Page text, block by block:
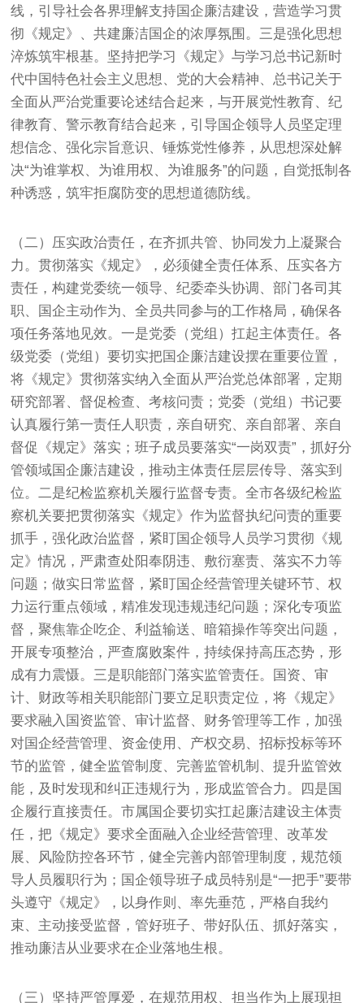
线，引导社会各界理解支持国企廉洁建设，营造学习贯
彻《规定》、共建廉洁国企的浓厚氛围。三是强化思想
淬炼筑牢根基。坚持把学习《规定》与学习总书记新时
代中国特色社会主义思想、党的大会精神、总书记关于
全面从严治党重要论述结合起来，与开展党性教育、纪
律教育、警示教育结合起来，引导国企领导人员坚定理
想信念、强化宗旨意识、锤炼党性修养，从思想深处解
决“为谁掌权、为谁用权、为谁服务”的问题，自觉抵制各
种诱惑，筑牢拒腐防变的思想道德防线。
（二）压实政治责任，在齐抓共管、协同发力上凝聚合
力。贯彻落实《规定》，必须健全责任体系、压实各方
责任，构建党委统一领导、纪委牵头协调、部门各司其
职、国企主动作为、全员共同参与的工作格局，确保各
项任务落地见效。一是党委（党组）扛起主体责任。各
级党委（党组）要切实把国企廉洁建设摆在重要位置，
将《规定》贯彻落实纳入全面从严治党总体部署，定期
研究部署、督促检查、考核问责；党委（党组）书记要
认真履行第一责任人职责，亲自研究、亲自部署、亲自
督促《规定》落实；班子成员要落实“一岗双责”，抓好分
管领域国企廉洁建设，推动主体责任层层传导、落实到
位。二是纪检监察机关履行监督专责。全市各级纪检监
察机关要把贯彻落实《规定》作为监督执纪问责的重要
抓手，强化政治监督，紧盯国企领导人员学习贯彻《规
定》情况，严肃查处阳奉阴违、敷衍塞责、落实不力等
问题；做实日常监督，紧盯国企经营管理关键环节、权
力运行重点领域，精准发现违规违纪问题；深化专项监
督，聚焦靠企吃企、利益输送、暗箱操作等突出问题，
开展专项整治，严查腐败案件，持续保持高压态势，形
成有力震慑。三是职能部门落实监管责任。国资、审
计、财政等相关职能部门要立足职责定位，将《规定》
要求融入国资监管、审计监督、财务管理等工作，加强
对国企经营管理、资金使用、产权交易、招标投标等环
节的监管，健全监管制度、完善监管机制、提升监管效
能，及时发现和纠正违规行为，形成监管合力。四是国
企履行直接责任。市属国企要切实扛起廉洁建设主体责
任，把《规定》要求全面融入企业经营管理、改革发
展、风险防控各环节，健全完善内部管理制度，规范领
导人员履职行为；国企领导班子成员特别是“一把手”要带
头遵守《规定》，以身作则、率先垂范，严格自我约
束、主动接受监督，管好班子、带好队伍、抓好落实，
推动廉洁从业要求在企业落地生根。
（三）坚持严管厚爱，在规范用权、担当作为上展现担